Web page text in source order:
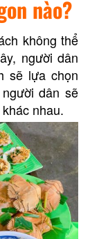
nào?
không thể
người dân
sẽ lựa chọn
dân sẽ
nhau.